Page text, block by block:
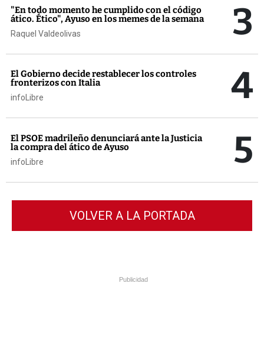
"En todo momento he cumplido con el código
ático. Ético", Ayuso en los memes de la semana
Raquel Valdeolivas 3
El Gobierno decide restablecer los controles
fronterizos con Italia
infoLibre 4
El PSOE madrileño denunciará ante la Justicia
la compra del ático de Ayuso
infoLibre 5
VOLVER A LA PORTADA
Publicidad